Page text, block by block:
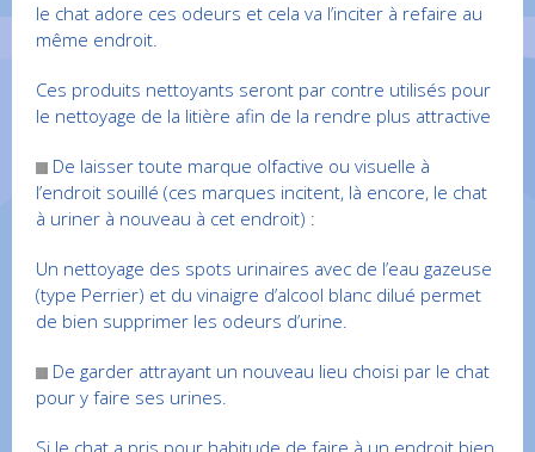
le chat adore ces odeurs et cela va l’inciter à refaire au
même endroit.
Ces produits nettoyants seront par contre utilisés pour
le nettoyage de la litière afin de la rendre plus attractive
De laisser toute marque olfactive ou visuelle à
l’endroit souillé (ces marques incitent, là encore, le chat
à uriner à nouveau à cet endroit) :
Un nettoyage des spots urinaires avec de l’eau gazeuse
(type Perrier) et du vinaigre d’alcool blanc dilué permet
de bien supprimer les odeurs d’urine.
De garder attrayant un nouveau lieu choisi par le chat
pour y faire ses urines.